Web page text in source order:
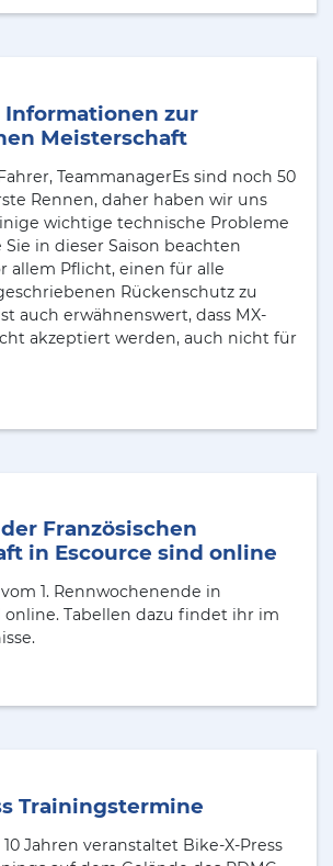
zur
Meisterschaft
TeammanagerEs sind noch 50
Rennen, daher haben wir uns
wichtige technische Probleme
in dieser Saison beachten
allem Pflicht, einen für alle
Rückenschutz zu
auch erwähnenswert, dass MX-
akzeptiert werden, auch nicht für
Französischen
in Escource sind online
1. Rennwochenende in
online. Tabellen dazu findet ihr im
Trainingstermine
Jahren veranstaltet Bike-X-Press